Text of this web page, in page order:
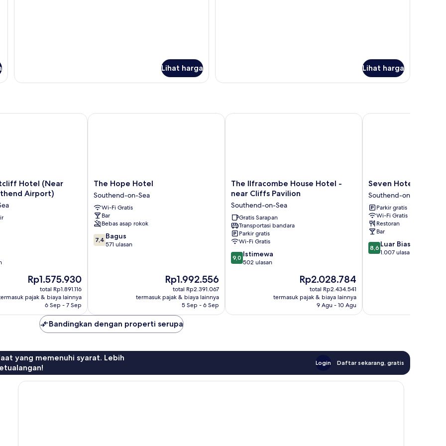
Lihat harga Lihat harga
Hotel (Near
Airport)
Harga
sekarang
Rp1.575.930
Rp1.575.930
total Rp1.891.116
pajak & biaya lainnya
6 Sep - 7 Sep
Hotel (Near London Southend Airport)
The
Hope
Hotel
Southend-
on-
Sea
The Hope Hotel
Southend-on-Sea
Wi-Fi Gratis
Bar
Bebas asap rokok
7.4
dari
7,4 Bagus
571 ulasan
Harga
sekarang
Rp1.992.556
Rp1.992.556
total Rp2.391.067
termasuk pajak & biaya lainnya
5 Sep - 6 Sep
The Hope Hotel
The
Ilfracombe
Hotel
-
near
Cliffs
Pavilion
Southend-
on-
The Ilfracombe House Hotel -
near Cliffs Pavilion
Southend-on-Sea
Gratis Sarapan
Transportasi bandara
Parkir gratis
Wi-Fi Gratis
9.0
dari
9,0 Istimewa
502 ulasan
Harga
sekarang
Rp2.028.784
Rp2.028.784
total Rp2.434.541
termasuk pajak & biaya lainnya
9 Agu - 10 Agu
The Ilfracombe House Hotel - near Cliffs Pavilion
Seven
Hotel
Southend-
on-
Sea
Seven Hotel
Southend-on-Sea
Parkir gratis
Wi-Fi Gratis
Restoran
Bar
8.6
dari
8,6 Luar Biasa
1.007 ulasan
Seven Hotel
Bandingkan dengan properti serupa
yang memenuhi syarat. Lebih
Login Daftar sekarang, gratis